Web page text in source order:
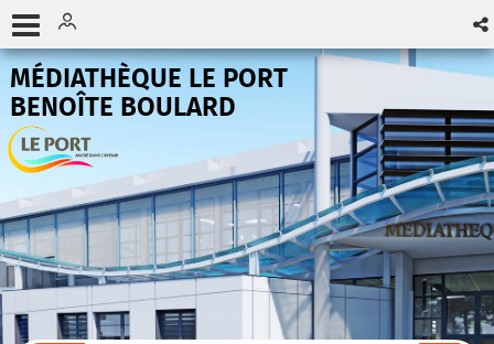
MÉDIATHÈQUE LE PORT
BENOÎTE BOULARD